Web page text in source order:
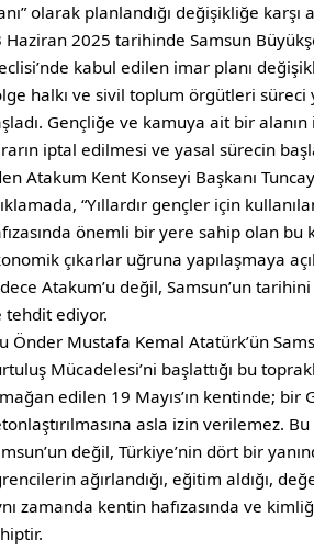
olarak planlandığı değişikliğe karşı
Haziran 2025 tarihinde Samsun
kabul edilen imar planı
halkı ve sivil toplum örgütleri süreci
Gençliğe ve kamuya ait bir
iptal edilmesi ve yasal sürecin
Atakum Kent Konseyi Başkanı
“Yıllardır gençler için
önemli bir yere sahip olan bu
çıkarlar uğruna yapılaşmaya
Atakum’u değil, Samsun’un
tehdit ediyor.
Önder Mustafa Kemal Atatürk’ün
Mücadelesi’ni başlattığı bu
edilen 19 Mayıs’ın kentinde; bir
asla izin verilemez.
değil, Türkiye’nin dört bir
ağırlandığı, eğitim aldığı,
zamanda kentin hafızasında ve